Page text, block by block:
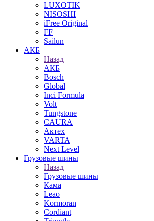
LUXOTIK
NISOSHI
iFree Original
FF
Sailun
АКБ
Назад
АКБ
Bosch
Global
Inci Formula
Volt
Tungstone
CAURA
Актех
VARTA
Next Level
Грузовые шины
Назад
Грузовые шины
Кама
Leao
Kormoran
Cordiant